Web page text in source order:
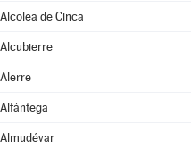
Alcolea de Cinca
Alcubierre
Alerre
Alfántega
Almudévar